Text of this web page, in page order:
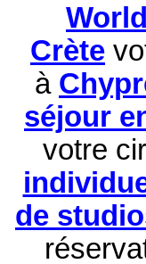
Crète
à
séjour
votre
de